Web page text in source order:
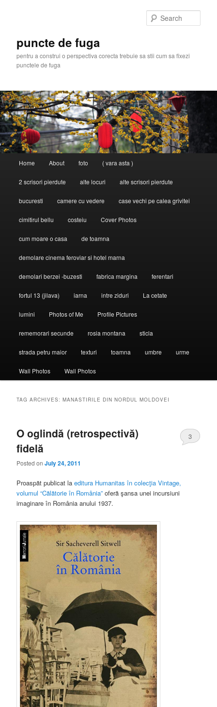
puncte de fuga
pentru a construi o perspectiva corecta trebuie sa stii cum sa fixezi
punctele de fuga
Home About foto ( vara asta )
2 scrisori pierdute alte locuri alte scrisori pierdute
bucuresti camere cu vedere case vechi pe calea grivitei
cimitirul bellu costeiu Cover Photos
cum moare o casa de toamna
demolare cinema feroviar si hotel marna
demolari berzei -buzesti fabrica margina ferentari
fortul 13 (jilava) iarna intre ziduri La cetate
lumini Photos of Me Profile Pictures
rememorari secunde rosia montana sticla
strada petru maior texturi toamna umbre urme
Wall Photos Wall Photos
TAG ARCHIVES:MANASTIRILE DIN NORDUL MOLDOVEI
O oglindă (retrospectivă)
fidelă
Posted onJuly 24, 2011
3
Proaspăt publicat laeditura Humanitas în colecţia Vintage,
volumul “Călătorie în România” oferă şansa unei incursiuni
imaginare în România anului 1937.